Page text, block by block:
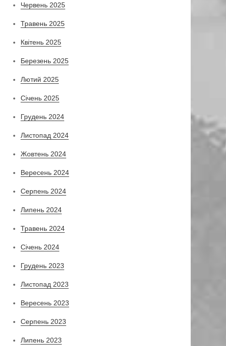
Червень 2025
Травень 2025
Квітень 2025
Березень 2025
Лютий 2025
Січень 2025
Грудень 2024
Листопад 2024
Жовтень 2024
Вересень 2024
Серпень 2024
Липень 2024
Травень 2024
Січень 2024
Грудень 2023
Листопад 2023
Вересень 2023
Серпень 2023
Липень 2023